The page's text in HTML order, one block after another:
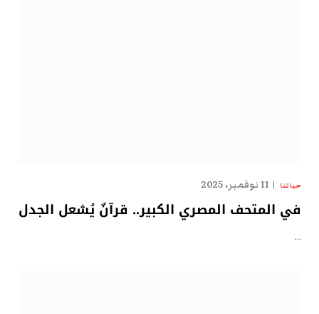
حياتنا 11 نوفمبر، 2025
في المتحف المصري الكبير.. قرآنٌ يُشعل الجدل
…